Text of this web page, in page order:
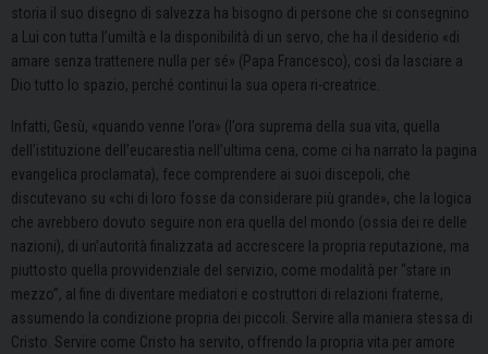
storia il suo disegno di salvezza ha bisogno di persone che si consegnino
a Lui con tutta l’umiltà e la disponibilità di un servo, che ha il desiderio «di
amare senza trattenere nulla per sé» (Papa Francesco), così da lasciare a
Dio tutto lo spazio, perché continui la sua opera ri-creatrice.
Infatti, Gesù, «quando venne l’ora» (l’ora suprema della sua vita, quella
dell’istituzione dell’eucarestia nell’ultima cena, come ci ha narrato la pagina
evangelica proclamata), fece comprendere ai suoi discepoli, che
discutevano su «chi di loro fosse da considerare più grande», che la logica
che avrebbero dovuto seguire non era quella del mondo (ossia dei re delle
nazioni), di un’autorità finalizzata ad accrescere la propria reputazione, ma
piuttosto quella provvidenziale del servizio, come modalità per “stare in
mezzo”, al fine di diventare mediatori e costruttori di relazioni fraterne,
assumendo la condizione propria dei piccoli. Servire alla maniera stessa di
Cristo. Servire come Cristo ha servito, offrendo la propria vita per amore